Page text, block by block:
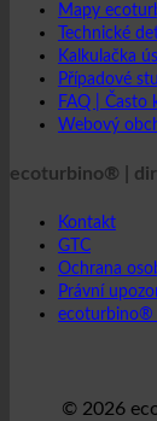
Mapy
Technické
Kalkulačka
Případové
FAQ | Často
Webový
ecoturbino® |
Kontakt
GTC
Ochrana
Právní
ecoturbino®
© 2026